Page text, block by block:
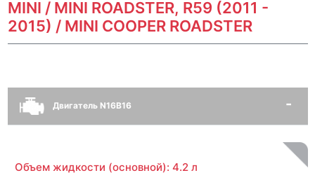
MINI / MINI ROADSTER, R59 (2011 -
2015) / MINI COOPER ROADSTER
Двигатель N16B16
Объем жидкости (основной): 4.2 л